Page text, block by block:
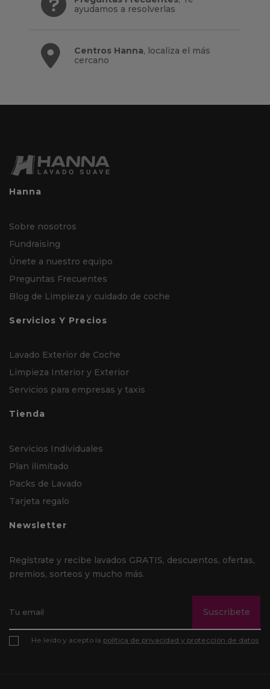
ayudamos a resolverlas
Centros Hanna, localiza el más
cercano
Hanna
Sobre nosotros
Fundraising
Únete a nuestro equipo
Preguntas Frecuentes
Blog de Limpieza y cuidado de coche
Servicios Y Precios
Lavado Exterior de Coche
Limpieza Interior y Exterior
Servicios para empresas y taxis
Tienda
Servicios Individuales
Plan ilimitado
Packs de Lavado
Tarjeta regalo
Newsletter
Regístrate y recibe lavados GRATIS, descuentos, ofertas,
premios, sorteos y mucho más.
Suscribete
He leído y acepto la política de privacidad y protección de datos